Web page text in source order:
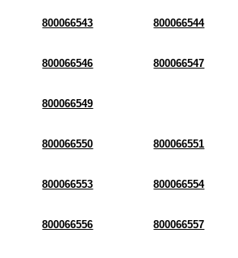
800066543 800066544
800066546 800066547
800066549
800066550 800066551
800066553 800066554
800066556 800066557